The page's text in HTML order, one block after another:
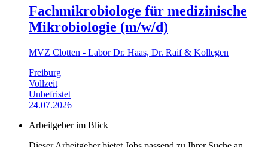
Fachmikrobiologe für medizinische
Mikrobiologie (m/w/d)
MVZ Clotten - Labor Dr. Haas, Dr. Raif & Kollegen
Freiburg
Vollzeit
Unbefristet
24.07.2026
Arbeitgeber im Blick